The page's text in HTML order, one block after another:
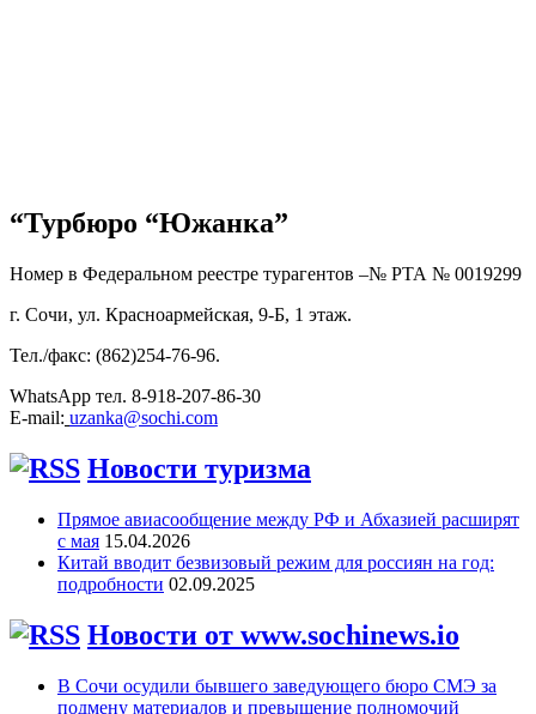
“Турбюро “Южанка”
Номер в Федеральном реестре турагентов –№ РТА № 0019299
г. Сочи, ул. Красноармейская, 9-Б, 1 этаж.
Тел./факс: (862)254-76-96.
WhatsApp тел. 8-918-207-86-30
E-mail: uzanka@sochi.com
Новости туризма
Прямое авиасообщение между РФ и Абхазией расширят
с мая 15.04.2026
Китай вводит безвизовый режим для россиян на год:
подробности 02.09.2025
Новости от www.sochinews.io
В Сочи осудили бывшего заведующего бюро СМЭ за
подмену материалов и превышение полномочий